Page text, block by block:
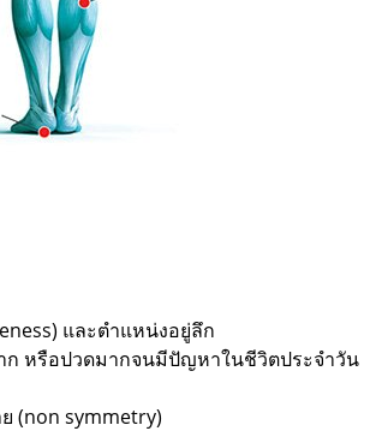
และตำแหน่งอยู่ลึก
ก หรือปวดมากจนมีปัญหาในชีวิตประจำวัน
(non symmetry)